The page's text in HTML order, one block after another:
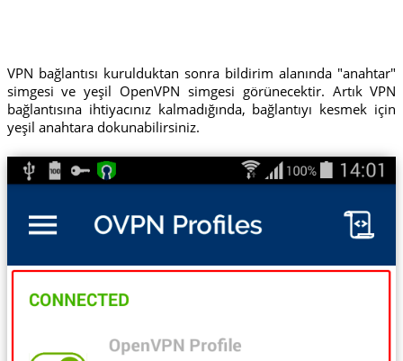
VPN bağlantısı kurulduktan sonra bildirim alanında "anahtar"
simgesi ve yeşil OpenVPN simgesi görünecektir. Artık VPN
bağlantısına ihtiyacınız kalmadığında, bağlantıyı kesmek için
yeşil anahtara dokunabilirsiniz.